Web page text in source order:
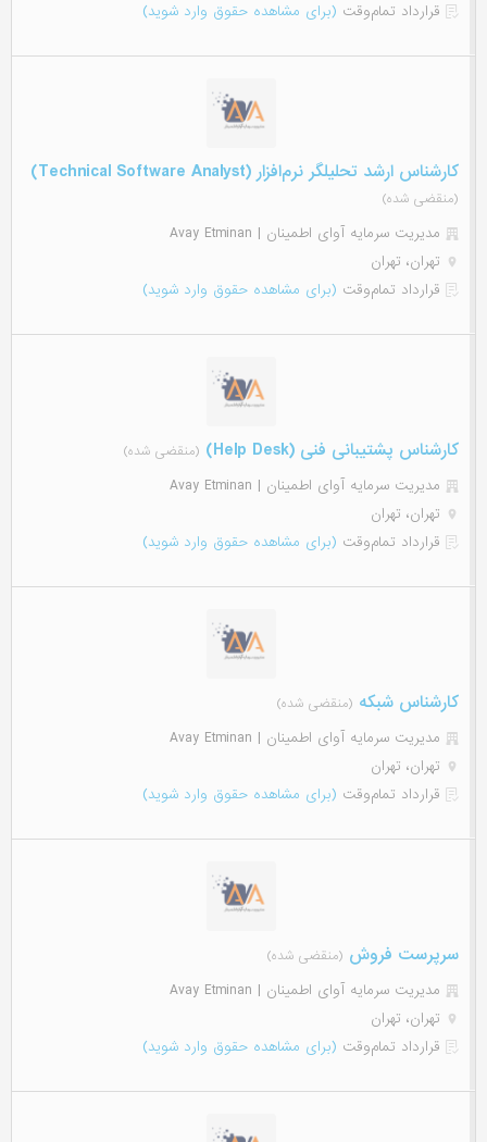
قرارداد تمام‌وقت (برای مشاهده حقوق وارد شوید)
کارشناس ارشد تحلیلگر نرم‌افزار (Technical Software Analyst)
(منقضی شده)
مدیریت سرمایه آوای اطمینان | Avay Etminan
تهران، تهران
قرارداد تمام‌وقت (برای مشاهده حقوق وارد شوید)
کارشناس پشتیبانی فنی (Help Desk) (منقضی شده)
مدیریت سرمایه آوای اطمینان | Avay Etminan
تهران، تهران
قرارداد تمام‌وقت (برای مشاهده حقوق وارد شوید)
کارشناس شبکه (منقضی شده)
مدیریت سرمایه آوای اطمینان | Avay Etminan
تهران، تهران
قرارداد تمام‌وقت (برای مشاهده حقوق وارد شوید)
سرپرست فروش (منقضی شده)
مدیریت سرمایه آوای اطمینان | Avay Etminan
تهران، تهران
قرارداد تمام‌وقت (برای مشاهده حقوق وارد شوید)